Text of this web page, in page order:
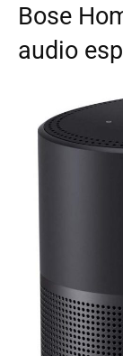
Bose
audio